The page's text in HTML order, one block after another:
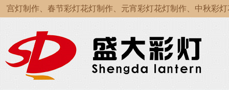
作、春节彩灯花灯制作、元宵彩灯花灯制作、中秋彩灯花
作、春节彩灯花灯制作、元宵彩灯花灯制作、中秋彩灯花